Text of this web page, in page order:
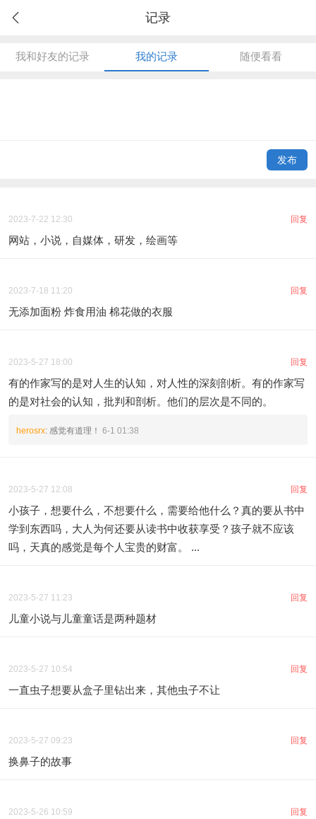
记录
我和好友的记录 我的记录 随便看看
发布
2023-7-22 12:30 回复
网站，小说，自媒体，研发，绘画等
2023-7-18 11:20 回复
无添加面粉 炸食用油 棉花做的衣服
2023-5-27 18:00 回复
有的作家写的是对人生的认知，对人性的深刻剖析。有的作家写
的是对社会的认知，批判和剖析。他们的层次是不同的。
herosrx: 感觉有道理！ 6-1 01:38
2023-5-27 12:08 回复
小孩子，想要什么，不想要什么，需要给他什么？真的要从书中
学到东西吗，大人为何还要从读书中收获享受？孩子就不应该
吗，天真的感觉是每个人宝贵的财富。 ...
2023-5-27 11:23 回复
儿童小说与儿童童话是两种题材
2023-5-27 10:54 回复
一直虫子想要从盒子里钻出来，其他虫子不让
2023-5-27 09:23 回复
换鼻子的故事
2023-5-26 10:59 回复